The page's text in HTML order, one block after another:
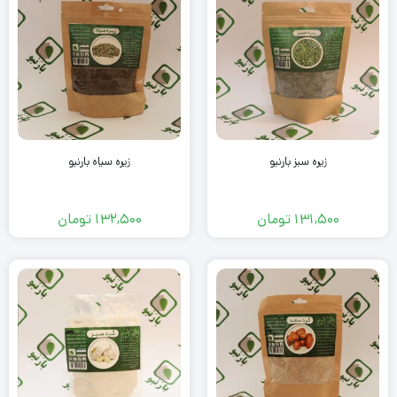
زیره سبز بارنبو
131,500 تومان
زیره سیاه بارنبو
132,500 تومان